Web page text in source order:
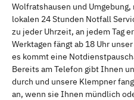
Wolfratshausen und
lokalen 24 Stunden Notfall
zu jeder Uhrzeit, an jedem Tag
Werktagen fängt ab 18 Uhr
es kommt eine
Bereits am Telefon gibt Ihnen
durch und unsere Klempner
an, wenn sie Ihnen mündlich